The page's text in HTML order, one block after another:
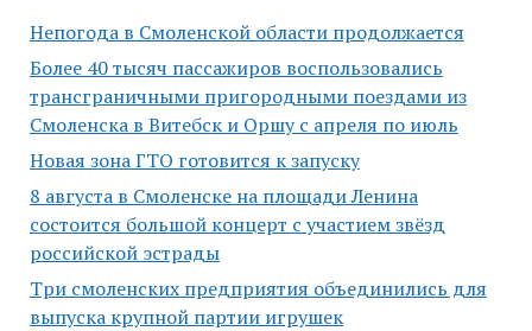
Непогода в Смоленской области продолжается
Более 40 тысяч пассажиров воспользовались
трансграничными пригородными поездами из
Смоленска в Витебск и Оршу с апреля по июль
Новая зона ГТО готовится к запуску
8 августа в Смоленске на площади Ленина
состоится большой концерт с участием звёзд
российской эстрады
Три смоленских предприятия объединились для
выпуска крупной партии игрушек